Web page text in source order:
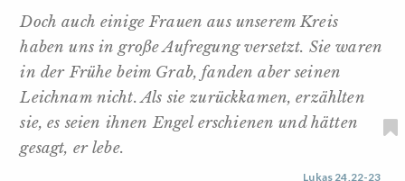
Doch auch einige Frauen aus unserem Kreis
haben uns in große Aufregung versetzt. Sie waren
in der Frühe beim Grab, fanden aber seinen
Leichnam nicht. Als sie zurückkamen, erzählten
sie, es seien ihnen Engel erschienen und hätten
gesagt, er lebe.
Lukas 24,22-23